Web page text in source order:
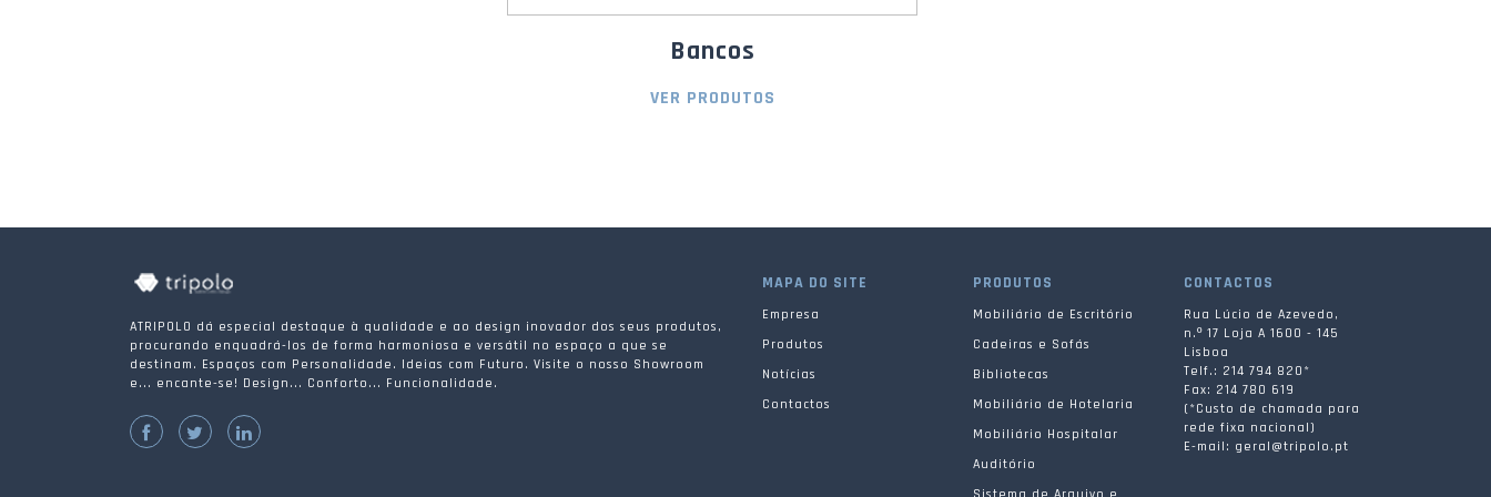
Bancos
VER PRODUTOS
ATRIPOLO dá especial destaque à qualidade e ao design inovador dos seus produtos,
procurando enquadrá-los de forma harmoniosa e versátil no espaço a que se
destinam. Espaços com Personalidade. Ideias com Futuro. Visite o nosso Showroom
e... encante-se! Design... Conforto... Funcionalidade.
MAPA DO SITE
Empresa
Produtos
Notícias
Contactos
PRODUTOS
Mobiliário de Escritório
Cadeiras e Sofás
Bibliotecas
Mobiliário de Hotelaria
Mobiliário Hospitalar
Auditório
CONTACTOS
Rua Lúcio de Azevedo,
n.º 17 Loja A 1600 - 145
Lisboa
Telf.: 214 794 820*
Fax: 214 780 619
(*Custo de chamada para
rede fixa nacional)
E-mail: geral@tripolo.pt